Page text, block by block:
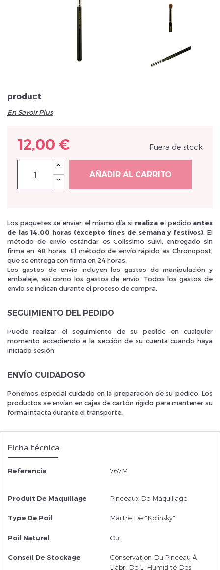
Veuillez réinitialiser votre mot de passe
Inscrivez vous et ainsi bénéficier des tarifs professionnel
product
En Savoir Plus
12,00 € Fuera de stock
AÑADIR AL CARRITO
Los paquetes se envían el mismo día si realiza el pedido antes
de las 14.00 horas (excepto fines de semana y festivos) . El
método de envío estándar es Colissimo suivi, entregado sin
firma en 48 horas. El método de envío rápido es Chronopost,
que se entrega con firma en 24 horas.
Los gastos de envío incluyen los gastos de manipulación y
embalaje, así como los gastos de envío. Todos los gastos de
envío se indican durante el proceso de compra.
SEGUIMIENTO DEL PEDIDO
Puede realizar el seguimiento de su pedido en cualquier
momento accediendo a la sección de su cuenta cuando haya
iniciado sesión.
ENVÍO CUIDADOSO
Ponemos especial cuidado en la preparación de su pedido. Los
productos se envían en cajas de cartón rígido para mantener su
forma intacta durante el transporte.
Ficha técnica
Referencia 767M
Produit De Maquillage Pinceaux De Maquillage
Type De Poil Martre De "Kolinsky"
Poil Naturel Oui
Conseil De Stockage
Conservation Du Pinceau À
L'abri De L 'humidité Des